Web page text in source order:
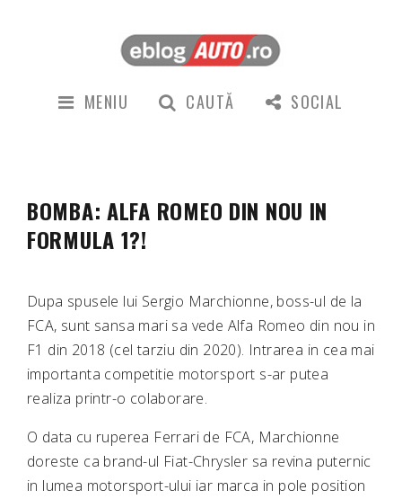
MENIU CAUTĂ SOCIAL
BOMBA: ALFA ROMEO DIN NOU IN
FORMULA 1?!
Dupa spusele lui Sergio Marchionne, boss-ul de la
FCA, sunt sansa mari sa vede Alfa Romeo din nou in
F1 din 2018 (cel tarziu din 2020). Intrarea in cea mai
importanta competitie motorsport s-ar putea
realiza printr-o colaborare.
O data cu ruperea Ferrari de FCA, Marchionne
doreste ca brand-ul Fiat-Chrysler sa revina puternic
in lumea motorsport-ului iar marca in pole position